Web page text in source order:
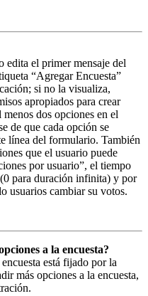
edita el primer mensaje del
“Agregar Encuesta”
si no la visualiza,
apropiados para crear
dos opciones en el
de que cada opción se
línea del formulario. También
que el usuario puede
por usuario”, el tiempo
para duración infinita) y por
usuarios cambiar su votos.
a la encuesta?
está fijado por la
más opciones a la encuesta,